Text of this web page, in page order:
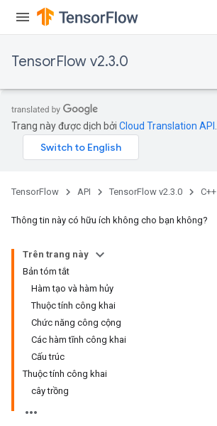
TensorFlow v2.3.0
Trang này được dịch bởi Cloud Translation API
TensorFlow API TensorFlow v2.3.0 C++
Thông tin này có hữu ích không cho bạn không?
Trên trang này
Bản tóm tắt
Hàm tạo và hàm hủy
Thuộc tính công khai
Chức năng công cộng
Các hàm tĩnh công khai
Cấu trúc
Thuộc tính công khai
cây trồng